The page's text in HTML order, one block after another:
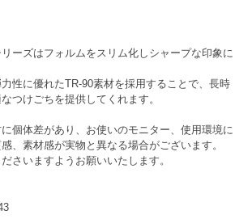
ーズはフォルムをスリム化しシャープな印象に
性に優れたTR-90素材を採用することで、長時
つけごちを提供してくれます。
個体差があり、お使いのモニター、使用環境に
、素材感が実物と異なる場合がございます。
さいますようお願いいたします。